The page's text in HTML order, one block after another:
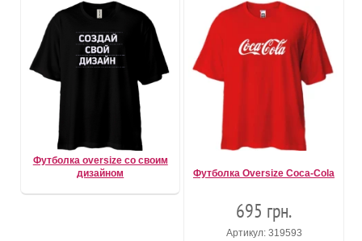
Футболка oversize со своим
дизайном
Футболка Oversize Coca-Cola
695 грн.
Артикул: 319593